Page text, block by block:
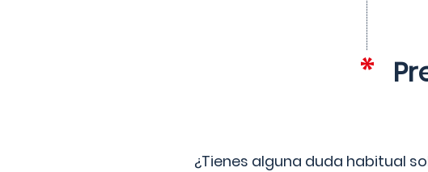
¿Tienes alguna duda habitual